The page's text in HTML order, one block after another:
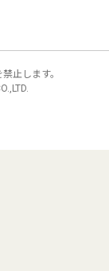
止します。